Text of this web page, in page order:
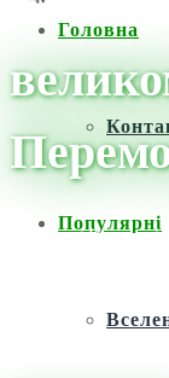
Головна
Популярні
Головна / Новини /